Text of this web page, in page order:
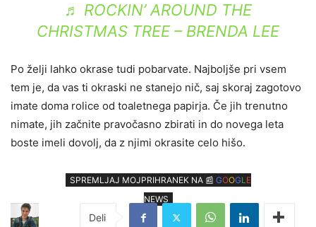
♬ ROCKIN’ AROUND THE
CHRISTMAS TREE – BRENDA LEE
Po želji lahko okrase tudi pobarvate. Najboljše pri vsem
tem je, da vas ti okraski ne stanejo nič, saj skoraj zagotovo
imate doma rolice od toaletnega papirja. Če jih trenutno
nimate, jih začnite pravočasno zbirati in do novega leta
boste imeli dovolj, da z njimi okrasite celo hišo.
SPREMLJAJ MOJPRIHRANEK NA 📰 GOOGLE
NEWS